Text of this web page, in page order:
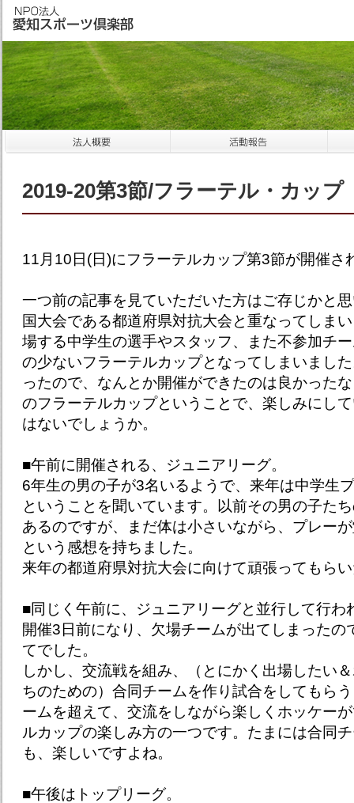
2019-20第3節/フラーテル・カップ
11月10日(日)にフラーテルカップ第3節が開催さ
一つ前の記事を見ていただいた方はご存じかと
国大会である都道府県対抗大会と重なってしま
場する中学生の選手やスタッフ、また不参加チ
の少ないフラーテルカップとなってしまいまし
ったので、なんとか開催ができたのは良かった
のフラーテルカップということで、楽しみにし
はないでしょうか。
■午前に開催される、ジュニアリーグ。
6年生の男の子が3名いるようで、来年は中学生
ということを聞いています。以前その男の子た
あるのですが、まだ体は小さいながら、プレー
という感想を持ちました。
来年の都道府県対抗大会に向けて頑張ってもら
■同じく午前に、ジュニアリーグと並行して行わ
開催3日前になり、欠場チームが出てしまったの
てでした。
しかし、交流戦を組み、（とにかく出場したい
ちのための）合同チームを作り試合をしてもら
ームを超えて、交流をしながら楽しくホッケー
ルカップの楽しみ方の一つです。たまには合同
も、楽しいですよね。
■午後はトップリーグ。